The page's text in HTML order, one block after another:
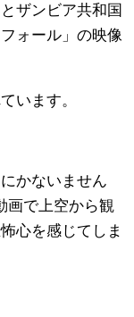
ザンビア共和国
ォール」の映像
います。
かないません
画で上空から観
心を感じてしま